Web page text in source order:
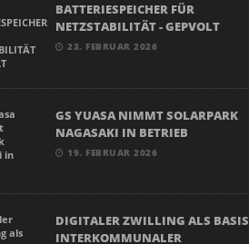
BATTERIESPEICHER FÜR
NETZSTABILITÄT - GEPVOLT
23. FEBRUAR 2026
GS YUASA NIMMT SOLARPARK
NAGASAKI IN BETRIEB
19. FEBRUAR 2026
DIGITALER ZWILLING ALS BASIS
INTERKOMMUNALER